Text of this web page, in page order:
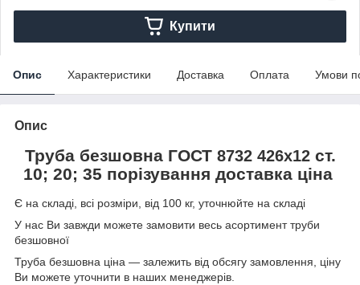
Купити
Опис Характеристики Доставка Оплата Умови
Опис
Труба безшовна ГОСТ 8732 426х12 ст.
10; 20; 35 порізування доставка ціна
Є на складі, всі розміри, від 100 кг, уточнюйте на складі
У нас Ви завжди можете замовити весь асортимент труби
безшовної
Труба безшовна ціна — залежить від обсягу замовлення, ціну
Ви можете уточнити в наших менеджерів.